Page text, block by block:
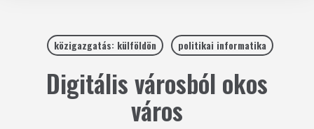
közigazgatás: külföldön politikai informatika
Digitális városból okos
város